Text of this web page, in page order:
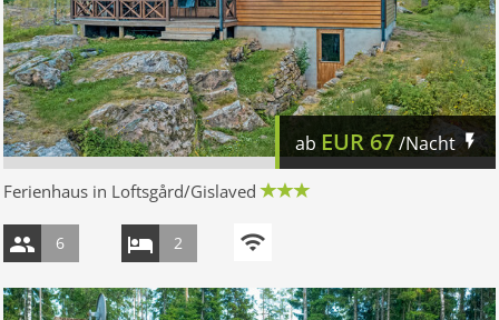
ab EUR 67/Nacht
Ferienhaus in Loftsgård/Gislaved
6 2